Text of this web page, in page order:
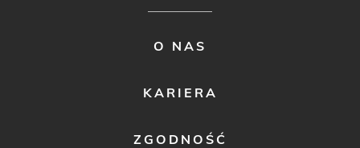
O NAS
KARIERA
ZGODNOŚĆ